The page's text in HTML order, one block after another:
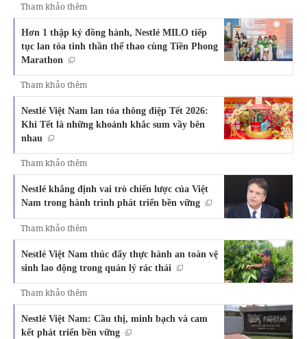
Tham khảo thêm
Hơn 1 thập kỷ đồng hành, Nestlé MILO tiếp
tục lan tỏa tinh thần thể thao cùng Tiền Phong
Marathon
Tham khảo thêm
Nestlé Việt Nam lan tỏa thông điệp Tết 2026:
Khi Tết là những khoảnh khắc sum vầy bên
nhau
Tham khảo thêm
Nestlé khẳng định vai trò chiến lược của Việt
Nam trong hành trình phát triển bền vững
Tham khảo thêm
Nestlé Việt Nam thúc đẩy thực hành an toàn vệ
sinh lao động trong quản lý rác thải
Tham khảo thêm
Nestlé Việt Nam: Cầu thị, minh bạch và cam
kết phát triển bền vững